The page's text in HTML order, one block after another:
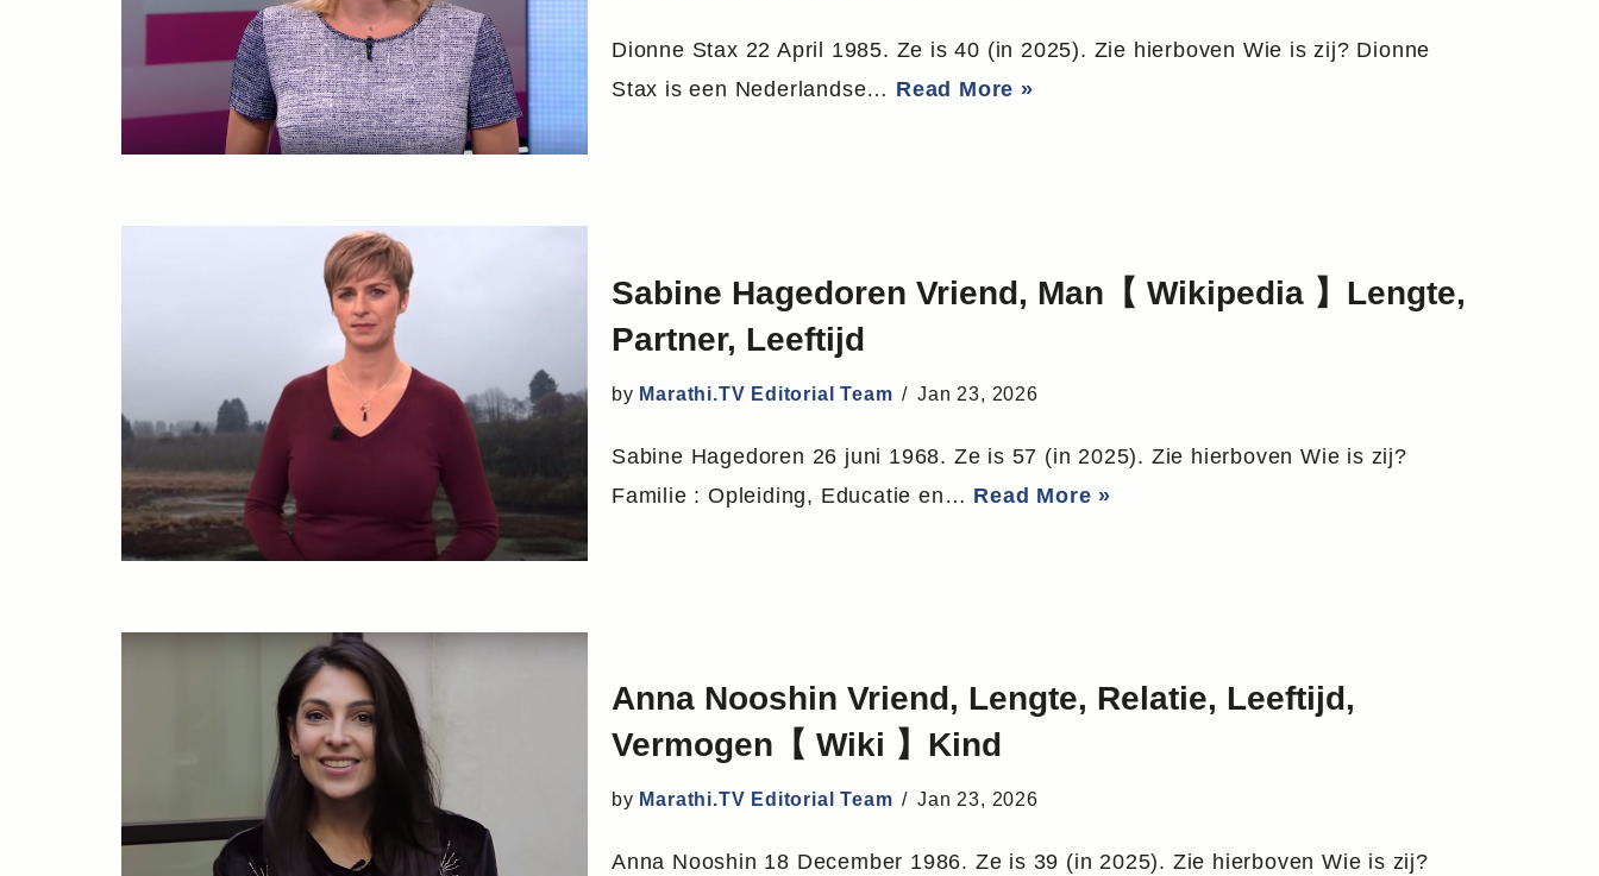
Dionne Stax 22 April 1985. Ze is 40 (in 2025). Zie hierboven Wie is zij? Dionne
Stax is een Nederlandse… Read More »
Sabine Hagedoren Vriend, Man【 Wikipedia 】Lengte,
Partner, Leeftijd
by Marathi.TV Editorial Team Jan 23, 2026
Sabine Hagedoren 26 juni 1968. Ze is 57 (in 2025). Zie hierboven Wie is zij?
Familie : Opleiding, Educatie en… Read More »
Anna Nooshin Vriend, Lengte, Relatie, Leeftijd,
Vermogen【 Wiki 】Kind
by Marathi.TV Editorial Team Jan 23, 2026
Anna Nooshin 18 December 1986. Ze is 39 (in 2025). Zie hierboven Wie is zij?